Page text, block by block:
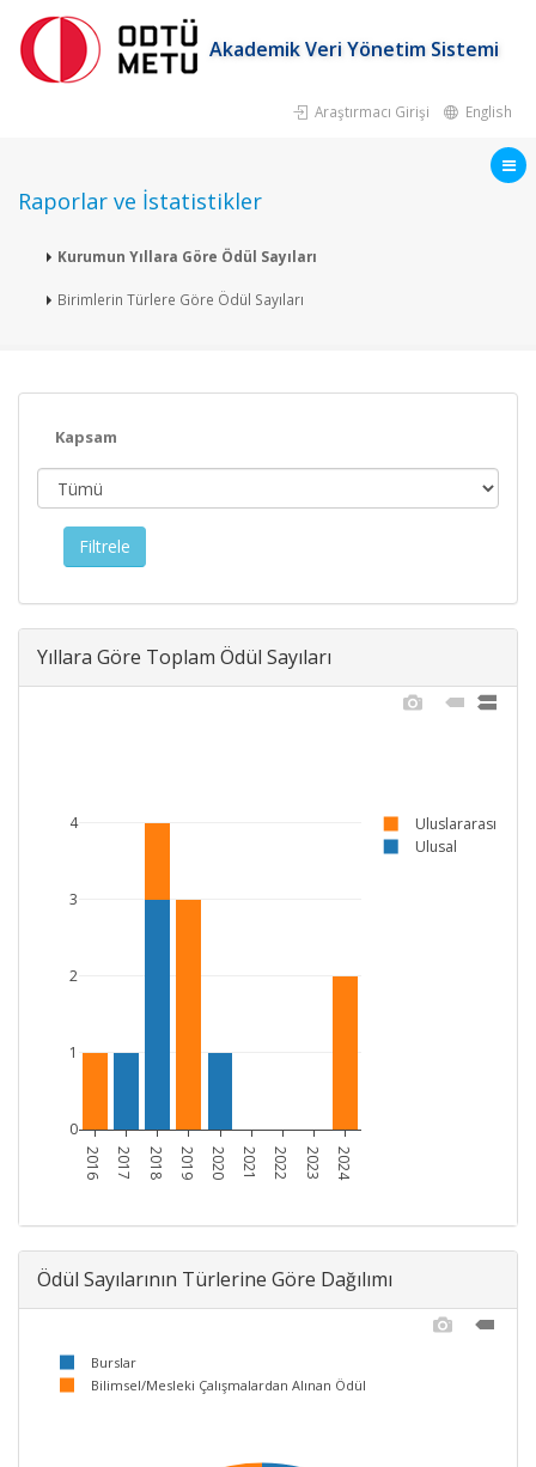
Akademik Veri Yönetim Sistemi
Araştırmacı Girişi English
Raporlar ve İstatistikler
Kurumun Yıllara Göre Ödül Sayıları
Birimlerin Türlere Göre Ödül Sayıları
Kapsam
Yıllara Göre Toplam Ödül Sayıları
2016 2017 2018 2019 2020 2021 2022 2023 2024
0
1
2
3
4
Uluslararası
Ulusal
Ödül Sayılarının Türlerine Göre Dağılımı
Burslar
Bilimsel/Mesleki Çalışmalardan Alınan Ödül